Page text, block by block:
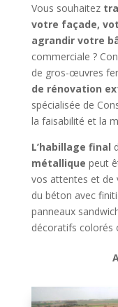
Vous souhaitez
votre façade,
agrandir votre
commerciale ?
de gros-œuvres
de rénovation
spécialisée de
la faisabilité et la
L’habillage final
métallique peut
vos attentes et de
du béton avec
panneaux
décoratifs colorés